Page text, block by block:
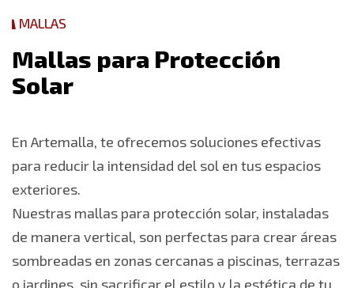
MALLAS
Mallas para Protección
Solar
En Artemalla, te ofrecemos soluciones efectivas
para reducir la intensidad del sol en tus espacios
exteriores.
Nuestras mallas para protección solar, instaladas
de manera vertical, son perfectas para crear áreas
sombreadas en zonas cercanas a piscinas, terrazas
o jardines, sin sacrificar el estilo y la estética de tu